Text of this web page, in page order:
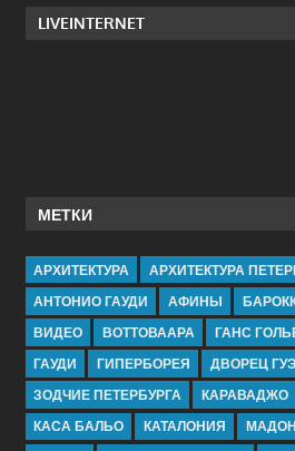
LIVEINTERNET
МЕТКИ
АРХИТЕКТУРА
АРХИТЕКТУРА
АНТОНИО ГАУДИ
АФИНЫ
ВИДЕО
ВОТТОВААРА
ГАНС
ГАУДИ
ГИПЕРБОРЕЯ ДВОРЕЦ
ЗОДЧИЕ ПЕТЕРБУРГА
КАРАВАДЖО
КАСА БАЛЬО
КАТАЛОНИЯ